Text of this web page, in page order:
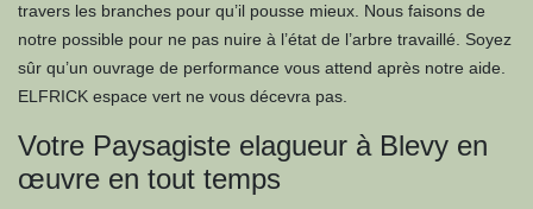
travers les branches pour qu’il pousse mieux. Nous faisons de
notre possible pour ne pas nuire à l’état de l’arbre travaillé. Soyez
sûr qu’un ouvrage de performance vous attend après notre aide.
ELFRICK espace vert ne vous décevra pas.
Votre Paysagiste elagueur à Blevy en
œuvre en tout temps